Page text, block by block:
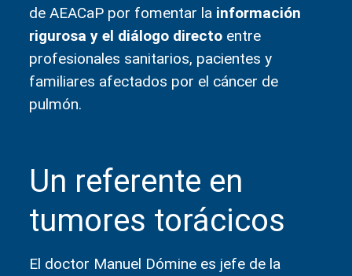
de AEACaP por fomentar la información
rigurosa y el diálogo directoentre
profesionales sanitarios, pacientes y
familiares afectados por el cáncer de
pulmón.
Un referente en
tumores torácicos
El doctor Manuel Dómine es jefe de la